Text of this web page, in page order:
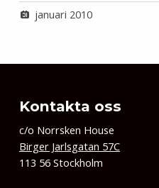
januari 2010
Kontakta oss
c/o Norrsken House
Birger Jarlsgatan 57C
113 56 Stockholm